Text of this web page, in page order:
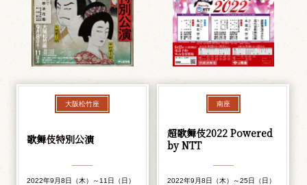
大阪松竹座
歌舞伎特別公演
2022年9月8日（木）～11日（日）
南座
超歌舞伎2022 Powered
by NTT
2022年9月8日（木）～25日（日）